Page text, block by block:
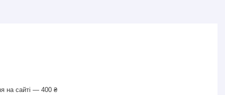
на сайті — 400 ₴